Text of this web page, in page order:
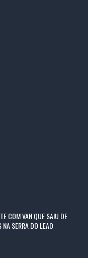
COM VAN QUE SAIU DE
SERRA DO LEÃO